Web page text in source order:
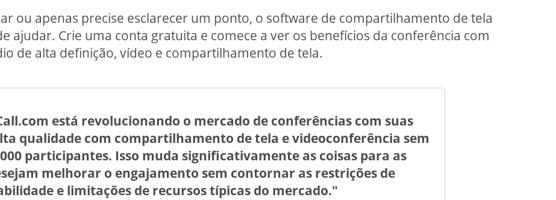
ou apenas precise esclarecer um ponto, o software de compartilhamento de tela
ajudar. Crie uma conta gratuita e comece a ver os benefícios da conferência com
de alta definição, vídeo e compartilhamento de tela.
está revolucionando o mercado de conferências com suas
qualidade com compartilhamento de tela e videoconferência sem
participantes. Isso muda significativamente as coisas para as
melhorar o engajamento sem contornar as restrições de
e limitações de recursos típicas do mercado."